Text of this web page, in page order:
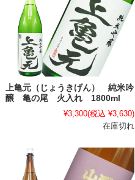
上亀元（じょうきげん） 純米吟
醸 亀の尾 火入れ 1800ml
¥3,300(税込 ¥3,630)
在庫切れ